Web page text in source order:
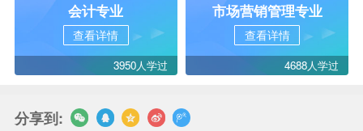
会计专业
查看详情
3950人学过
市场营销管理专业
查看详情
4688人学过
分享到: